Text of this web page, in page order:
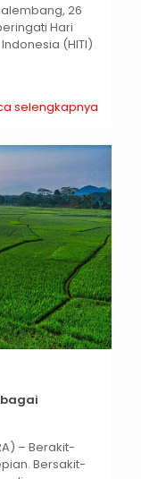
26
Hari
(HITI)
selengkapnya
– Berakit-
Bersakit-